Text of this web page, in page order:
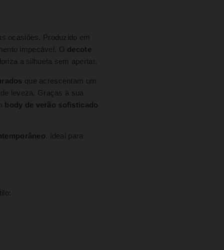
ocasiões. Produzido em
impecável. O decote
a silhueta sem apertar.
que acrescentam um
leveza. Graças à sua
body de verão sofisticado
. Ideal para